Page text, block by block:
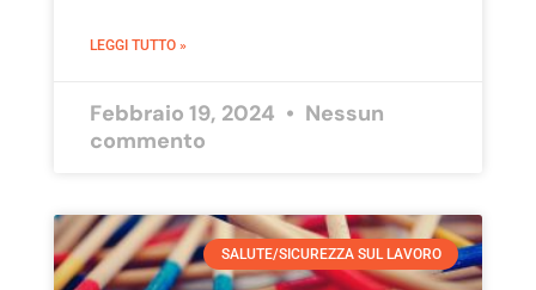
LEGGI TUTTO »
Febbraio 19, 2024
Nessun
commento
SALUTE/SICUREZZA SUL LAVORO